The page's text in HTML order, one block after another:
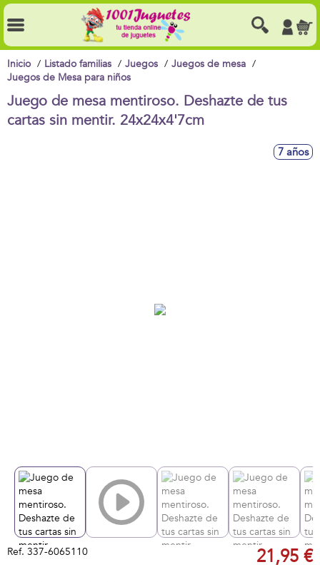
Inicio Listado familias Juegos
Juegos de mesa
Juegos de Mesa para niños
Juego de mesa mentiroso. Deshazte de tus
cartas sin mentir. 24x24x4'7cm
7 años
Ref. 337-6065110 21,95 €